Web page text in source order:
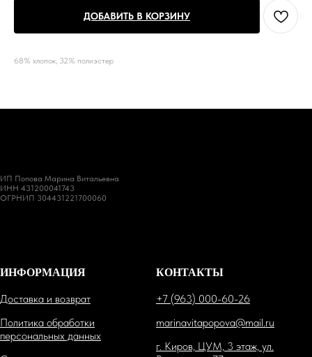
ДОБАВИТЬ В КОРЗИНУ
68% хлопок, 32% полиэстер
ИП Попова Марина Витальевна
ИНН 431200041743
ОГРНИП 304431221700060
ИНФОРМАЦИЯ
Доставка и возврат
Политика обработки
персональных данных
КОНТАКТЫ
+7 (963) 000-60-26
marinavitapopova@mail.ru
г. Киров, ЦУМ, 3 этаж, ул.